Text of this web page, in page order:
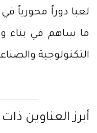
لعبا دوراً محورياً
ما ساهم في بناء
التكنولوجية
أبرز العناوين